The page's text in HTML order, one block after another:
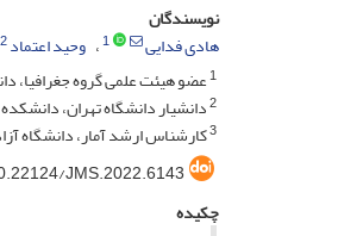
نویسندگان
هادی فدایی
1 وحید اعتماد2
1عضو هیئت علمی گروه جغرافیا،
2دانشیار دانشگاه تهران،
3کارشناس ارشد آمار، دانشگاه
JMS.2022.6143
چکیده